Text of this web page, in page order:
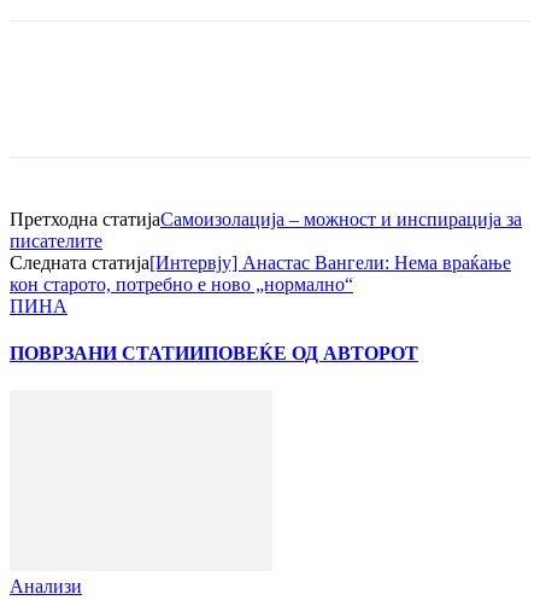
Претходна статијаСамоизолација – можност и инспирација за
писателите
Следната статија[Интервју] Анастас Вангели: Нема враќање
кон старото, потребно е ново „нормално“
ПИНА
ПОВРЗАНИ СТАТИИПОВЕЌЕ ОД АВТОРОТ
Анализи